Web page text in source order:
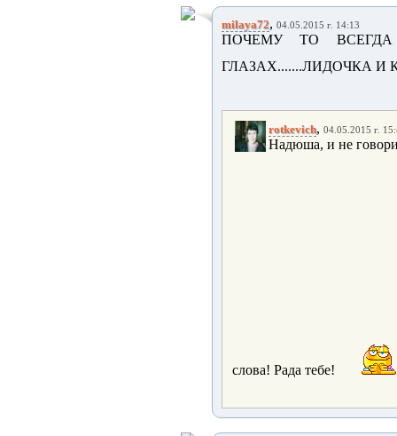
milaya72, 04.05.2015 г. 14:13
ПОЧЕМУ ТО
ГЛАЗАХ.......ЛИДОЧКА И
rotkevich, 04.05.2015 г.
Надюша, и не
слова! Рада тебе!